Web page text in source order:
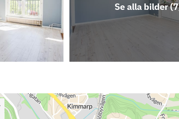
Se alla bilder (7